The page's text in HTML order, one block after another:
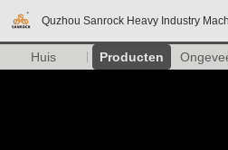
Quzhou Sanrock Heavy Industry
Huis Producten